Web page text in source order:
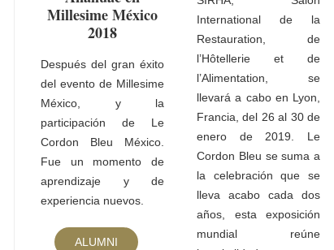
Millesime México
2018
Después del gran éxito
del evento de Millesime
México, y la
participación de Le
Cordon Bleu México.
Fue un momento de
aprendizaje y de
experiencia nuevos.
ALUMNI
International de la
Restauration, de
l’Hôtellerie et de
l’Alimentation, se
llevará a cabo en Lyon,
Francia, del 26 al 30 de
enero de 2019. Le
Cordon Bleu se suma a
la celebración que se
lleva acabo cada dos
años, esta exposición
mundial reúne